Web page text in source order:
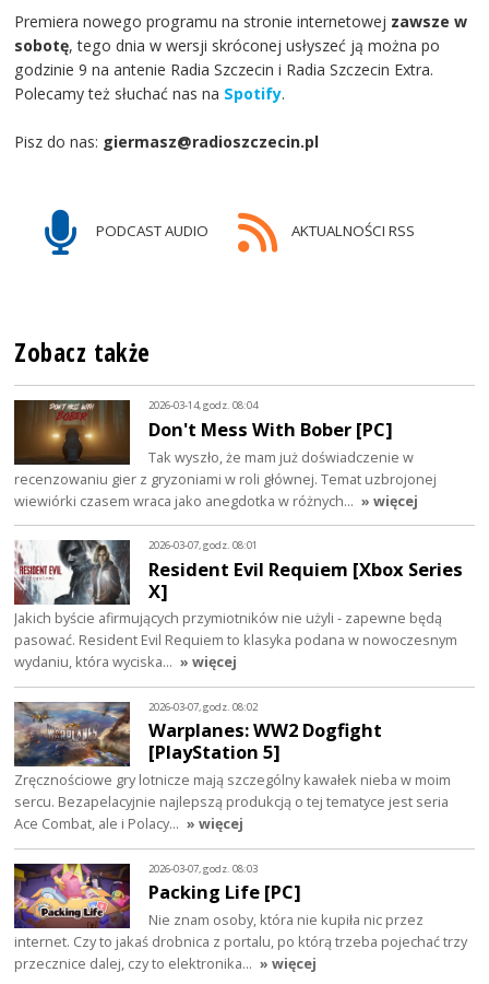
Premiera nowego programu na stronie internetowej zawsze w
sobotę, tego dnia w wersji skróconej usłyszeć ją można po
godzinie 9 na antenie Radia Szczecin i Radia Szczecin Extra.
Polecamy też słuchać nas na Spotify.
Pisz do nas: giermasz@radioszczecin.pl
PODCAST AUDIO AKTUALNOŚCI RSS
Zobacz także
2026-03-14, godz. 08:04
Don't Mess With Bober [PC]
Tak wyszło, że mam już doświadczenie w
recenzowaniu gier z gryzoniami w roli głównej. Temat uzbrojonej
wiewiórki czasem wraca jako anegdotka w różnych… » więcej
2026-03-07, godz. 08:01
Resident Evil Requiem [Xbox Series
X]
Jakich byście afirmujących przymiotników nie użyli - zapewne będą
pasować. Resident Evil Requiem to klasyka podana w nowoczesnym
wydaniu, która wyciska… » więcej
2026-03-07, godz. 08:02
Warplanes: WW2 Dogfight
[PlayStation 5]
Zręcznościowe gry lotnicze mają szczególny kawałek nieba w moim
sercu. Bezapelacyjnie najlepszą produkcją o tej tematyce jest seria
Ace Combat, ale i Polacy… » więcej
2026-03-07, godz. 08:03
Packing Life [PC]
Nie znam osoby, która nie kupiła nic przez
internet. Czy to jakaś drobnica z portalu, po którą trzeba pojechać trzy
przecznice dalej, czy to elektronika… » więcej